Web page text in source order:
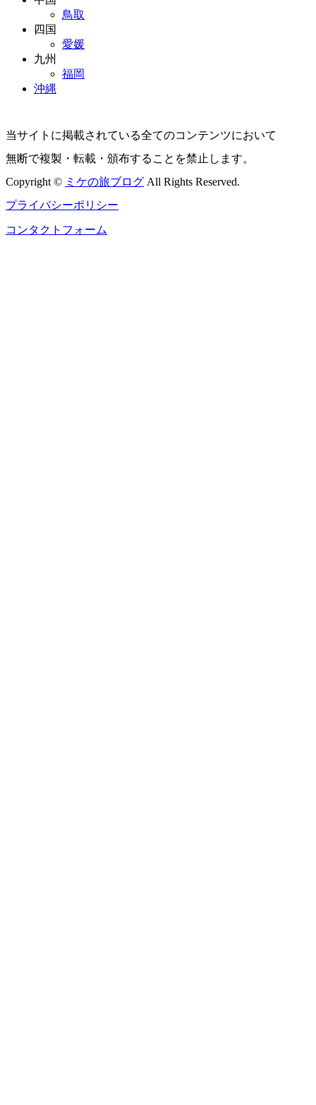
鳥取
四国
愛媛
九州
福岡
沖縄
当サイトに掲載されている全てのコンテンツにおいて
無断で複製・転載・頒布することを禁止します。
Copyright © ミケの旅ブログ All Rights Reserved.
プライバシーポリシー
コンタクトフォーム